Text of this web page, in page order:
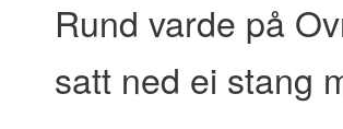
Rund varde på
satt ned ei stang